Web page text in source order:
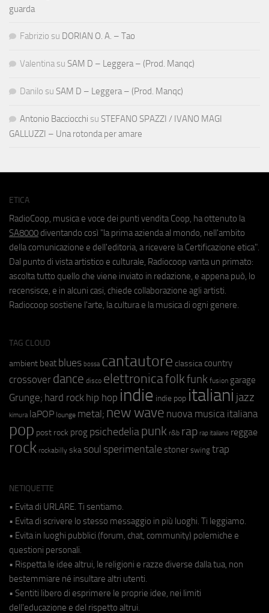
guarda
Fabrizio su DORIAN O. A. – Tao
Valentina su SAM D – Leggera – (Prod. Manqc)
Danilo su SAM D – Leggera – (Prod. Manqc)
Antonio Bacciocchi su STEFANO SPAZZI / IVANO MAGI
GALLUZZI – Una rotonda per amare
ETICA
RadioCoop, musica e voce dei punti vendita Coop, ha ottenuto la
SA8000 diventando così "la prima azienda al mondo, nell'ambito
della comunicazione e dell'editoria, a ricevere la Certificazione etica".
Dal punto di vista artistico e culturale, Radiocoop vanta un primato:
ascolta tutto quello che viene inviato in redazione, e appena può, lo
recensisce, e in alcuni casi, chiede collaborazione agli artisti.
Radiocoop sostiene l'arte, la cultura e la musica di ogni genere.
TAG CLOUD
ambient beat blues bossa cantautore classica country
crossover dance disco elettronicafolkfunk fusion garage
Grunge; hard rock hip hop indie indie pop italiani jazz
kimura laPOP lounge metal; new wave nuova musica italiana
pop post rock prog psichedeliapunk r&b rap rap italiano reggae
rock rockabilly ska soul sperimentale stoner swing trap
NETIQUETTE
• Evita di URLARE. Ti sentiamo.
• Evita di scrivere lo stesso messaggio in più luoghi. Ti leggiamo.
• Evita in luoghi pubblici (forum, chat, community) polemiche e
questioni personali.
• Rispetta le idee altrui, le religioni e razze diverse dalla tua, non
bestemmiare né insultare altri utenti.
• Sentiti libero di esprimere le proprie idee, nei limiti
dell'educazione e del rispetto altrui.